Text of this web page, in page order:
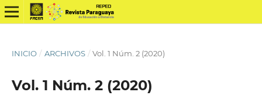
INICIO / ARCHIVOS / Vol. 1 Núm. 2 (2020)
Vol. 1 Núm. 2 (2020)